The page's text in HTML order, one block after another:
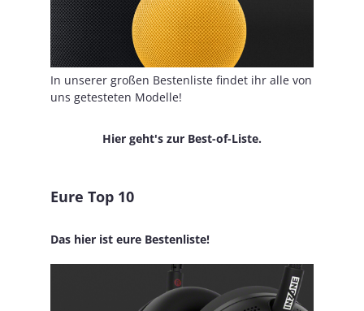
In unserer großen Bestenliste findet ihr alle von
uns getesteten Modelle!
Hier geht's zur Best-of-Liste.
Eure Top 10
Das hier ist eure Bestenliste!